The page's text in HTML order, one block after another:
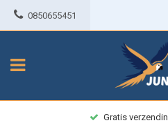
0850655451
Gratis